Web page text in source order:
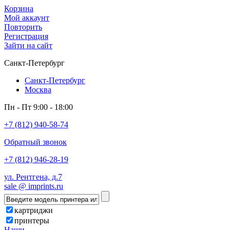
Корзина
Мой аккаунт
Повторить
Регистрация
Зайти на сайт
Санкт-Петербург
Санкт-Петербург
Москва
Пн - Пт 9:00 - 18:00
+7 (812) 940-58-74
Обратный звонок
+7 (812) 946-28-19
ул. Рентгена, д.7
sale @ imprints.ru
картриджи
принтеры